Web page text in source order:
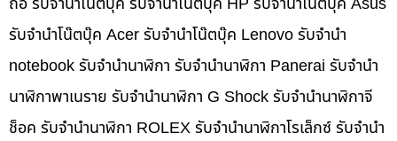
รับจำนำโน๊ตบุ๊ค Acer รับจำนำโน๊ตบุ๊ค Lenovo รับจำนำ
notebook รับจำนำนาฬิกา รับจำนำนาฬิกา Panerai รับจำนำ
นาฬิกาพาเนราย รับจำนำนาฬิกา G Shock รับจำนำนาฬิกาจี
ช็อค รับจำนำนาฬิกา ROLEX รับจำนำนาฬิกาโรเล็กซ์ รับจำนำ